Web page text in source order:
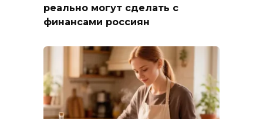
реально могут сделать с
финансами россиян